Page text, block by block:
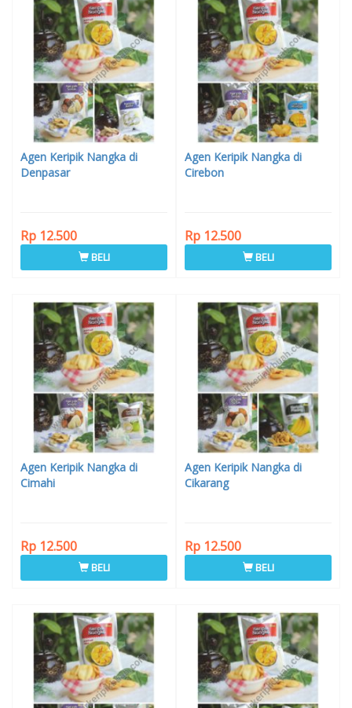
Agen Keripik Nangka di
Denpasar
Rp 12.500
BELI
Agen Keripik Nangka di
Cirebon
Rp 12.500
BELI
Agen Keripik Nangka di
Cimahi
Rp 12.500
BELI
Agen Keripik Nangka di
Cikarang
Rp 12.500
BELI